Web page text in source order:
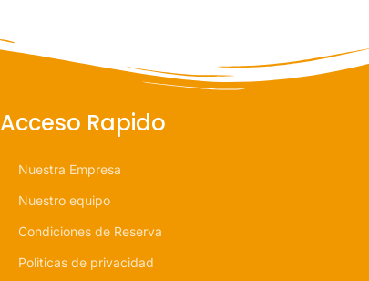
Acceso Rapido
Nuestra Empresa
Nuestro equipo
Condiciones de Reserva
Politicas de privacidad